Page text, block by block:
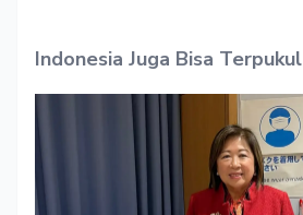
Indonesia Juga Bisa Terpukul